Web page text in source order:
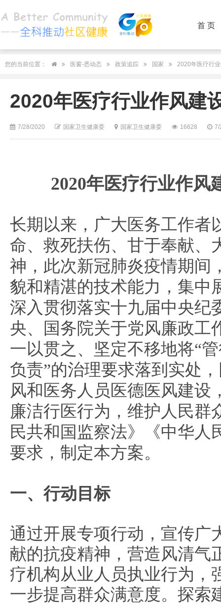
首 页
您的当前位置： 医窗-悉动态 政策追踪 国家 2020年医疗行
2020年医疗行业作风建
7/28/2020 国家卫生健康委 国家卫生健康委 16628 7/
2020年医疗行业作风
长期以来，广大医务工作者
命、救死扶伤、甘于奉献、
神，此次新冠肺炎疫情期间
貌和精湛的技术能力，集中
深入贯彻落实十九届中央纪
央、国务院关于党风廉政工
一以贯之、坚定不移地将“
负责”的治理要求落到实处
风和医务人员医德医风建设
廉洁行医行为，维护人民群
民共和国监察法》《中华人
要求，制定本方案。
一、行动目标
通过开展专项行动，宣传广
献的抗疫精神，营造风清气
疗机构从业人员执业行为，
一步提高群众满意度。探索